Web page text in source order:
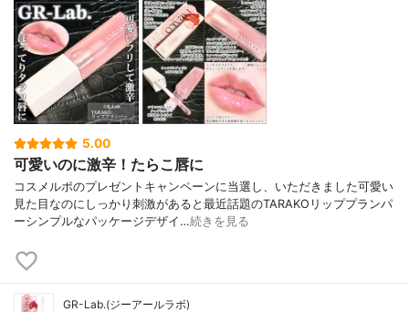
5.00
可愛いのに激辛！たらこ唇に
コスメルポのプレゼントキャンペーンに当選し、いただきました可愛い
見た目なのにしっかり刺激があると最近話題のTARAKOリッププランパ
ーシンプルなパッケージデザイ…続きを見る
GR-Lab.(ジーアールラボ)